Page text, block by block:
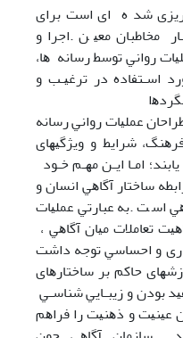
رﻳﺰی ﺷﺪ ه ای اﺳﺖ ﺑﺮای
ﻣﺨﺎﻃﺒﺎن ﻣﻌﻴ ﻦ .اﺟﺮا و
رواﻧﻲ ﺗﻮﺳﻂ رﺳﺎﻧﻪ ﻫﺎ،
اﺳـﺘﻔﺎده در ﺗﺮﻏﻴـﺐ و
ﻋﻤﻠﻴﺎت رواﻧﻲ رﺳﺎنه
ﺷﺮاﻳﻂ و وﻳﮋﮔﻴﻬﺎی
اﻣـﺎ اﻳـﻦ ﻣﻬـﻢ ﺧـﻮد
ﺳﺎﺧﺘﺎر آﮔﺎﻫﻲ اﻧﺴﺎن و
اﺳ ﺖ .ﺑﻪ ﻋﺒﺎرﺗﻲ ﻋﻤﻠﻴﺎت
ﺗﻌﺎﻣﻼت ﻣﻴﺎن آﮔﺎﻫﻲ ،
و اﺣﺴﺎﺳﻲ ﺗﻮﺟﻪ داﺷﺖ
ﺣﺎﻛﻢ ﺑﺮ ﺳﺎﺧﺘﺎرﻫﺎی
ﺑﻮدن و زﻳﺒـﺎﻳﻲ ﺷﻨﺎﺳـﻲ
ﻋﻴﻨﻴﺖ و ذﻫﻨﻴﺖ را ﻓﺮاﻫﻢ